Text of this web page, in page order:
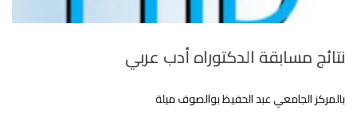
نتائج مسابقة الدكتوراه أدب عربي
بالمركز الجامعي عبد الحفيظ بوالصوف ميلة